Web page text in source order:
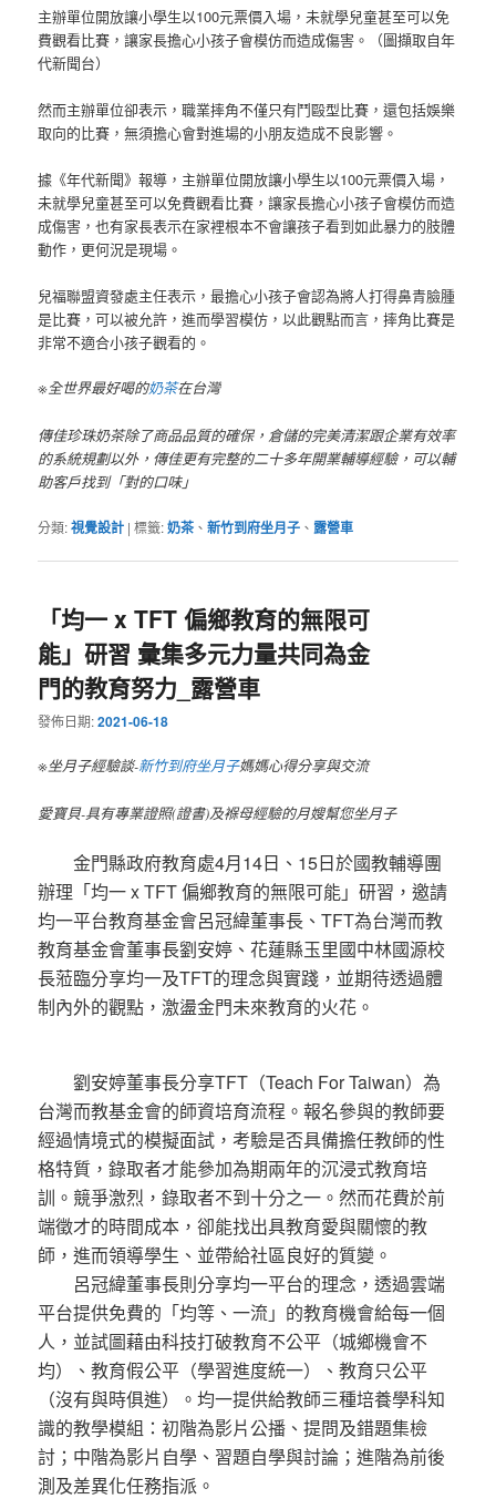
主辦單位開放讓小學生以100元票價入場，未就學兒童甚至可以免
費觀看比賽，讓家長擔心小孩子會模仿而造成傷害。（圖擷取自年
代新聞台）
然而主辦單位卻表示，職業摔角不僅只有鬥毆型比賽，還包括娛樂
取向的比賽，無須擔心會對進場的小朋友造成不良影響。
據《年代新聞》報導，主辦單位開放讓小學生以100元票價入場，
未就學兒童甚至可以免費觀看比賽，讓家長擔心小孩子會模仿而造
成傷害，也有家長表示在家裡根本不會讓孩子看到如此暴力的肢體
動作，更何況是現場。
兒福聯盟資發處主任表示，最擔心小孩子會認為將人打得鼻青臉腫
是比賽，可以被允許，進而學習模仿，以此觀點而言，摔角比賽是
非常不適合小孩子觀看的。
※全世界最好喝的奶茶在台灣
傳佳珍珠奶茶除了商品品質的確保，倉儲的完美清潔跟企業有效率
的系統規劃以外，傳佳更有完整的二十多年開業輔導經驗，可以輔
助客戶找到「對的口味」
分類:視覺設計 |標籤:奶茶 、新竹到府坐月子 、 露營車
「均一 x TFT 偏鄉教育的無限可
能」研習 彙集多元力量共同為金
門的教育努力_露營車
發佈日期:2021-06-18
※坐月子經驗談-新竹到府坐月子媽媽心得分享與交流
愛寶貝-具有專業證照(證書)及褓母經驗的月嫂幫您坐月子
金門縣政府教育處4月14日、15日於國教輔導團
辦理「均一 x TFT 偏鄉教育的無限可能」研習，邀請
均一平台教育基金會呂冠緯董事長、TFT為台灣而教
教育基金會董事長劉安婷、花蓮縣玉里國中林國源校
長蒞臨分享均一及TFT的理念與實踐，並期待透過體
制內外的觀點，激盪金門未來教育的火花。
劉安婷董事長分享TFT（Teach For Taiwan）為
台灣而教基金會的師資培育流程。報名參與的教師要
經過情境式的模擬面試，考驗是否具備擔任教師的性
格特質，錄取者才能參加為期兩年的沉浸式教育培
訓。競爭激烈，錄取者不到十分之一。然而花費於前
端徵才的時間成本，卻能找出具教育愛與關懷的教
師，進而領導學生、並帶給社區良好的質變。
呂冠緯董事長則分享均一平台的理念，透過雲端
平台提供免費的「均等、一流」的教育機會給每一個
人，並試圖藉由科技打破教育不公平（城鄉機會不
均）、教育假公平（學習進度統一）、教育只公平
（沒有與時俱進）。均一提供給教師三種培養學科知
識的教學模組：初階為影片公播、提問及錯題集檢
討；中階為影片自學、習題自學與討論；進階為前後
測及差異化任務指派。